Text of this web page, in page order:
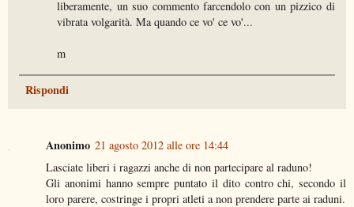
liberamente, un suo commento farcendolo con un pizzico di
vibrata volgarità. Ma quando ce vo' ce vo'...
m
Rispondi
Anonimo 21 agosto 2012 alle ore 14:44
Lasciate liberi i ragazzi anche di non partecipare al raduno!
Gli anonimi hanno sempre puntato il dito contro chi, secondo il
loro parere, costringe i propri atleti a non prendere parte ai raduni.